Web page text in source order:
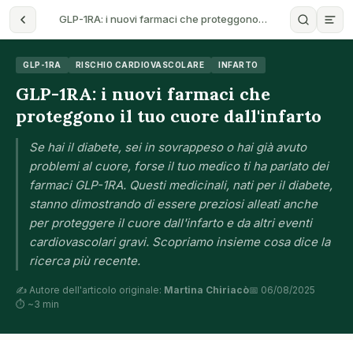
GLP-1RA: i nuovi farmaci che proteggono…
GLP-1RA RISCHIO CARDIOVASCOLARE INFARTO
GLP-1RA: i nuovi farmaci che
proteggono il tuo cuore dall'infarto
Se hai il diabete, sei in sovrappeso o hai già avuto
problemi al cuore, forse il tuo medico ti ha parlato dei
farmaci GLP-1RA. Questi medicinali, nati per il diabete,
stanno dimostrando di essere preziosi alleati anche
per proteggere il cuore dall'infarto e da altri eventi
cardiovascolari gravi. Scopriamo insieme cosa dice la
ricerca più recente.
✍️ Autore dell'articolo originale: Martina Chiriacò📅 06/08/2025
⏱ ~3 min